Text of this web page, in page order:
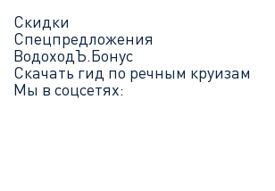
Скидки
Спецпредложения
ВодоходЪ.Бонус
Скачать гид по речным круизам
Мы в соцсетях: